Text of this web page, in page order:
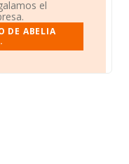
el
DE ABELIA